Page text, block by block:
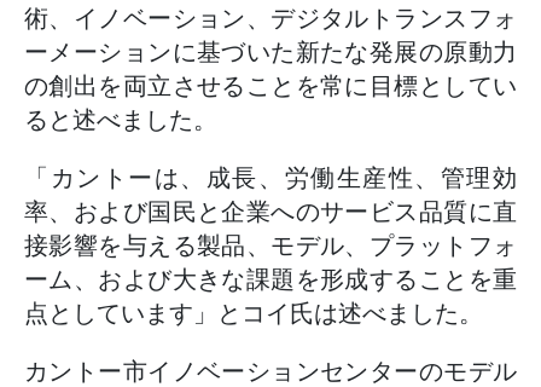
術、イノベーション、デジタルトランスフォ
ーメーションに基づいた新たな発展の原動力
の創出を両立させることを常に目標としてい
ると述べました。
「カントーは、成長、労働生産性、管理効
率、および国民と企業へのサービス品質に直
接影響を与える製品、モデル、プラットフォ
ーム、および大きな課題を形成することを重
点としています」とコイ氏は述べました。
カントー市イノベーションセンターのモデル